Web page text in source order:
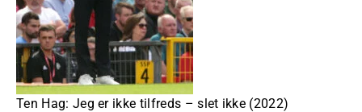
Ten Hag: Jeg er ikke tilfreds – slet ikke (2022)